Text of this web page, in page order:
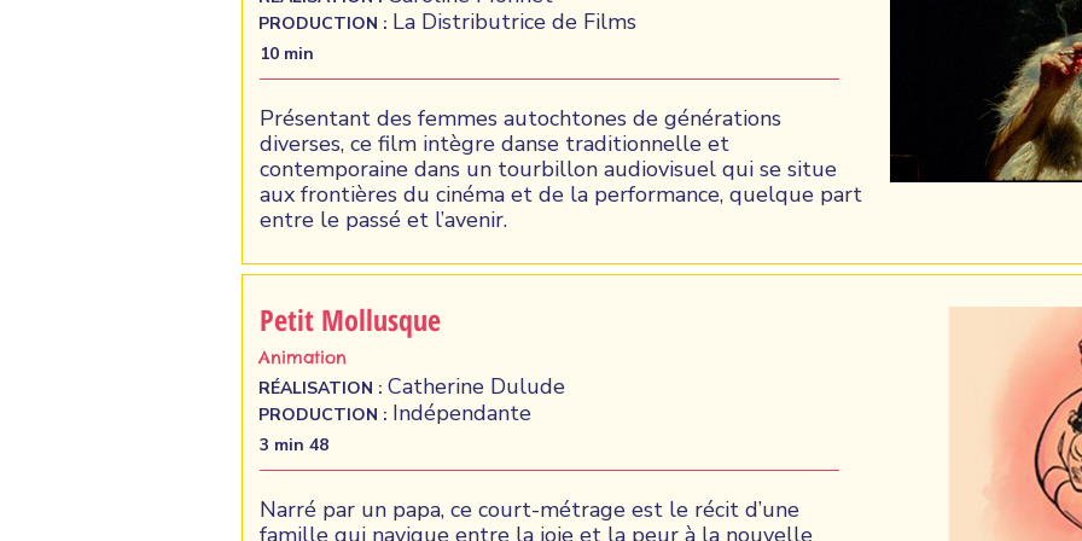
PRODUCTION : La Distributrice de Films
10 min
Présentant des femmes autochtones de générations
diverses, ce film intègre danse traditionnelle et
contemporaine dans un tourbillon audiovisuel qui se situe
aux frontières du cinéma et de la performance, quelque part
entre le passé et l’avenir.
Petit Mollusque
Animation
RÉALISATION : Catherine Dulude
PRODUCTION : Indépendante
3 min 48
Narré par un papa, ce court-métrage est le récit d’une
famille qui navigue entre la joie et la peur à la nouvelle